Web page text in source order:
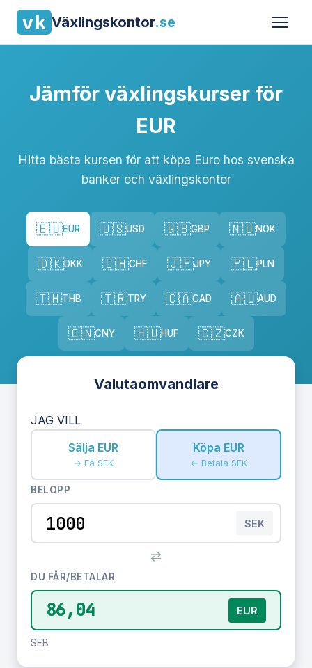
Växlingskontor.se
Jämför växlingskurser för
EUR
Hitta bästa kursen för att köpa Euro hos svenska
banker och växlingskontor
🇪🇺EUR 🇺🇸USD 🇬🇧GBP 🇳🇴NOK
🇩🇰DKK 🇨🇭CHF 🇯🇵JPY 🇵🇱PLN
🇹🇭THB 🇹🇷TRY 🇨🇦CAD 🇦🇺AUD
🇨🇳CNY 🇭🇺HUF 🇨🇿CZK
Valutaomvandlare
JAG VILL
Sälja EUR
→ Få SEK
Köpa EUR
← Betala SEK
BELOPP
SEK
⇅
DU FÅR/BETALAR
86,04 EUR
SEB